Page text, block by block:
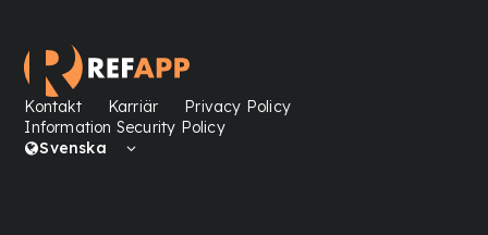
Kontakt Karriär
Privacy Policy
Information Security Policy
Svenska